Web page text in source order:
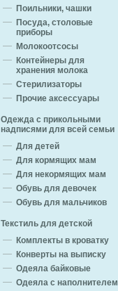
Поильники, чашки
Посуда, столовые
приборы
Молокоотсосы
Контейнеры для
хранения молока
Стерилизаторы
Прочие аксессуары
Одежда с прикольными
надписями для всей семьи
Для детей
Для кормящих мам
Для некормящих мам
Обувь для девочек
Обувь для мальчиков
Текстиль для детской
Комплекты в кроватку
Конверты на выписку
Одеяла байковые
Одеяла с наполнителем